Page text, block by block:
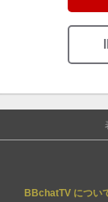
BBchatTV につい